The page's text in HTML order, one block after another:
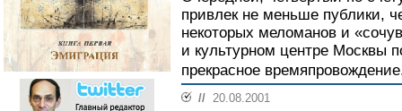
привлек не меньше публики,
некоторых меломанов и
и культурном центре Москвы
прекрасное
// 20.08.2001